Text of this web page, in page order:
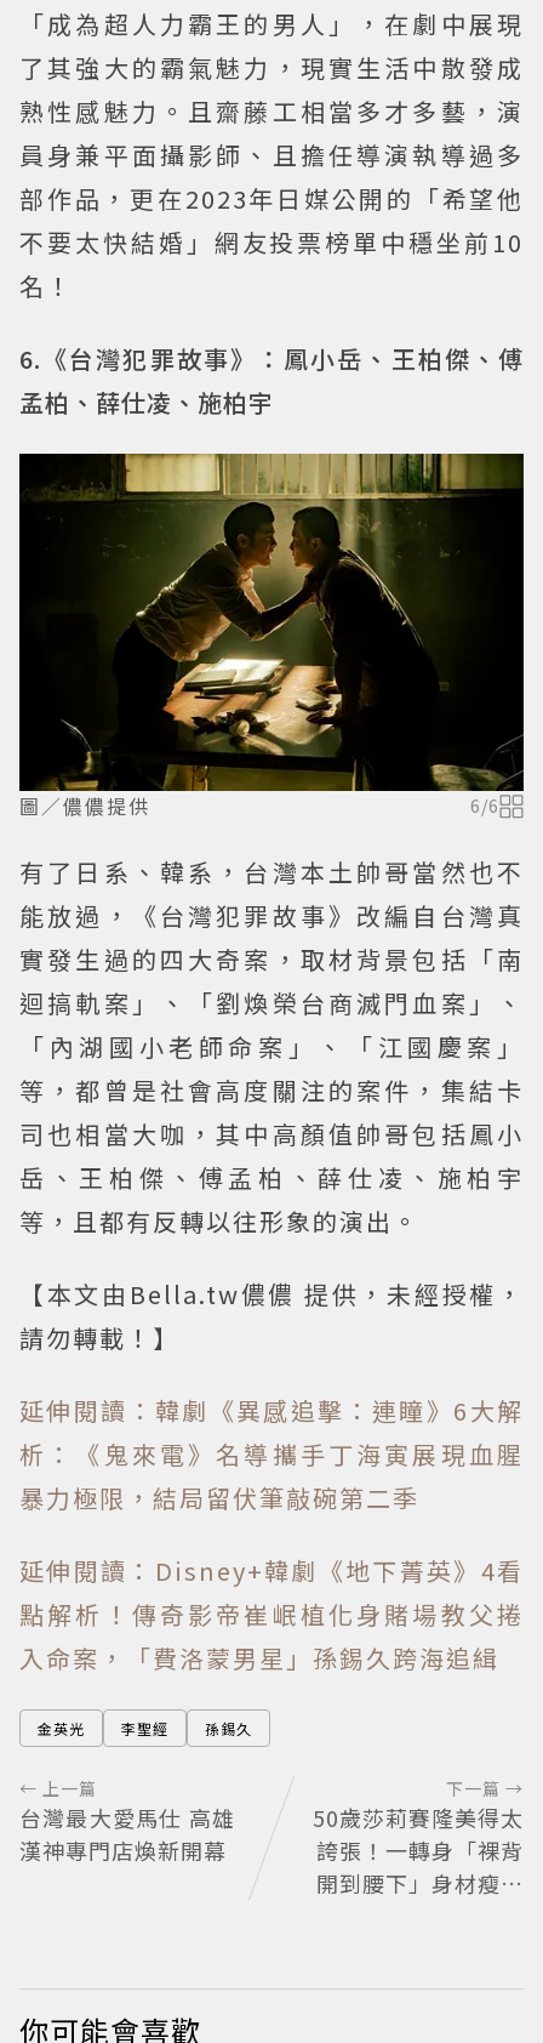
「成為超人力霸王的男人」，在劇中展現
了其強大的霸氣魅力，現實生活中散發成
熟性感魅力。且齋藤工相當多才多藝，演
員身兼平面攝影師、且擔任導演執導過多
部作品，更在2023年日媒公開的「希望他
不要太快結婚」網友投票榜單中穩坐前10
名！
6.《台灣犯罪故事》：鳳小岳、王柏傑、傅
孟柏、薛仕凌、施柏宇
圖／儂儂提供 6/6
有了日系、韓系，台灣本土帥哥當然也不
能放過，《台灣犯罪故事》改編自台灣真
實發生過的四大奇案，取材背景包括「南
迴搞軌案」、「劉煥榮台商滅門血案」、
「內湖國小老師命案」、「江國慶案」
等，都曾是社會高度關注的案件，集結卡
司也相當大咖，其中高顏值帥哥包括鳳小
岳、王柏傑、傅孟柏、薛仕凌、施柏宇
等，且都有反轉以往形象的演出。
【本文由Bella.tw儂儂 提供，未經授權，
請勿轉載！】
延伸閱讀：韓劇《異感追擊：連瞳》6大解
析：《鬼來電》名導攜手丁海寅展現血腥
暴力極限，結局留伏筆敲碗第二季
延伸閱讀：Disney+韓劇《地下菁英》4看
點解析！傳奇影帝崔岷植化身賭場教父捲
入命案，「費洛蒙男星」孫錫久跨海追緝
金英光 李聖經 孫錫久
← 上一篇
台灣最大愛馬仕 高雄
漢神專門店煥新開幕
下一篇 →
50歲莎莉賽隆美得太
誇張！一轉身「裸背
開到腰下」身材瘦到
你可能會喜歡